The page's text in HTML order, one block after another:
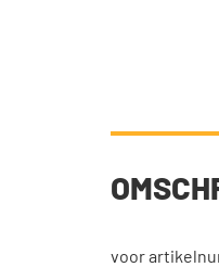
voor